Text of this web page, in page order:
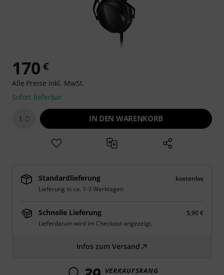
170 €
Alle Preise inkl. MwSt.
Sofort lieferbar
1 IN DEN WARENKORB
Standardlieferung
kostenlos
Lieferung in ca. 1-3 Werktagen
Schnelle Lieferung
5,90 €
Lieferdatum wird im Checkout angezeigt.
Infos zum Versand
VERKAUFSRANG